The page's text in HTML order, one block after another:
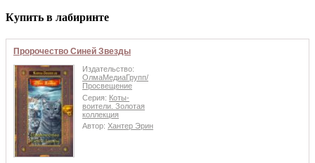
Купить в лабиринте
Пророчество Синей Звезды
Издательство:
ОлмаМедиаГрупп/
Просвещение
Серия: Коты-
воители. Золотая
коллекция
Автор: Хантер Эрин